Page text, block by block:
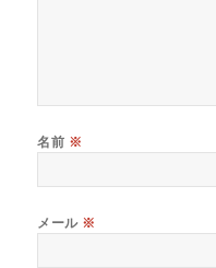
名前 ※
メール ※